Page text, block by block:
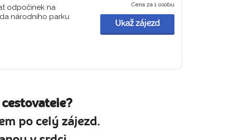
odpočinek na
národního parku
Cena za 1 osobu
Ukaž zájezd
po celý zájezd.